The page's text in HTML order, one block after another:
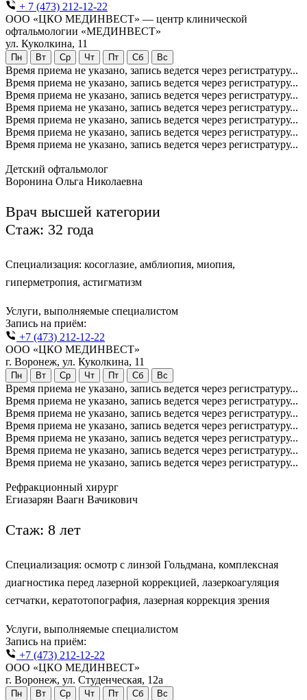
+ 7 (473) 212-12-22
ООО «ЦКО МЕДИНВЕСТ» — центр клинической
офтальмологии «МЕДИНВЕСТ»
ул. Куколкина, 11
Пн Вт Ср Чт Пт Сб Вс
Время приема не указано, запись ведется через регистратуру...
Время приема не указано, запись ведется через регистратуру...
Время приема не указано, запись ведется через регистратуру...
Время приема не указано, запись ведется через регистратуру...
Время приема не указано, запись ведется через регистратуру...
Время приема не указано, запись ведется через регистратуру...
Время приема не указано, запись ведется через регистратуру...
Детский офтальмолог
Воронина Ольга Николаевна
Врач высшей категории
Стаж: 32 года
Специализация: косоглазие, амблиопия, миопия,
гиперметропия, астигматизм
Услуги, выполняемые специалистом
Запись на приём:
+7 (473) 212-12-22
ООО «ЦКО МЕДИНВЕСТ»
г. Воронеж, ул. Куколкина, 11
Пн Вт Ср Чт Пт Сб Вс
Время приема не указано, запись ведется через регистратуру...
Время приема не указано, запись ведется через регистратуру...
Время приема не указано, запись ведется через регистратуру...
Время приема не указано, запись ведется через регистратуру...
Время приема не указано, запись ведется через регистратуру...
Время приема не указано, запись ведется через регистратуру...
Время приема не указано, запись ведется через регистратуру...
Рефракционный хирург
Егиазарян Ваагн Вачикович
Стаж: 8 лет
Специализация: осмотр с линзой Гольдмана, комплексная
диагностика перед лазерной коррекцией, лазеркоагуляция
сетчатки, кератотопография, лазерная коррекция зрения
Услуги, выполняемые специалистом
Запись на приём:
+7 (473) 212-12-22
ООО «ЦКО МЕДИНВЕСТ»
г. Воронеж, ул. Студенческая, 12а
Пн Вт Ср Чт Пт Сб Вс